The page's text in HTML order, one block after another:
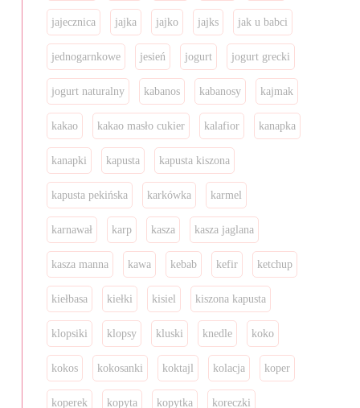
jajecznica jajka jajko jajks jak u babci
jednogarnkowe jesień jogurt jogurt grecki
jogurt naturalny kabanos kabanosy kajmak
kakao kakao masło cukier kalafior kanapka
kanapki kapusta kapusta kiszona
kapusta pekińska karkówka karmel
karnawał karp kasza kasza jaglana
kasza manna kawa kebab kefir ketchup
kiełbasa kiełki kisiel kiszona kapusta
klopsiki klopsy kluski knedle koko
kokos kokosanki koktajl kolacja koper
koperek kopyta kopytka koreczki